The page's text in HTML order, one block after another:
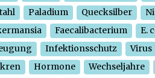
Paladium Quecksilber
Faecalibacterium E.
Infektionsschutz Virus
Hormone Wechseljahre